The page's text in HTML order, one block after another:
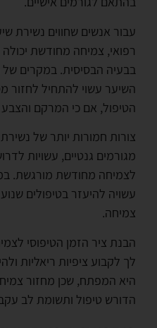
עבור אנשים שחווים נשירת
רפואי, צמיחה מחודשת
בבעיה הבסיסית. במקרים
השיער עשוי להתחיל לחזור
הטיפול, אם כי המרקם
צורות חמורות יותר של
מגורמים גנטיים, עשויות
לצמיחה מחודשת מורגשת.
עשויה להיעזר בטיפולים
צמיחה.
הבנת ציר הזמן הטיפוסי
לך לקבוע ציפיות ריאליות
היא המפתח, שכן מחזור
הדורש טיפול ותשומת לב